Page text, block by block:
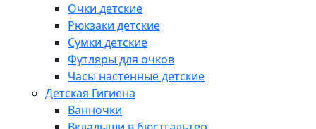
Очки детские
Рюкзаки детские
Сумки детские
Футляры для очков
Часы настенные детские
Детская Гигиена
Ванночки